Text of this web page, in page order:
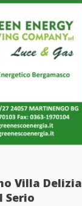
Villa Delizia
Serio